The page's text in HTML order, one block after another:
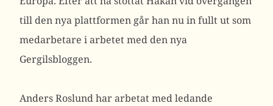
till den nya plattformen går han nu in fullt ut som
medarbetare i arbetet med den nya
Gergilsbloggen.
Anders Roslund har arbetat med ledande